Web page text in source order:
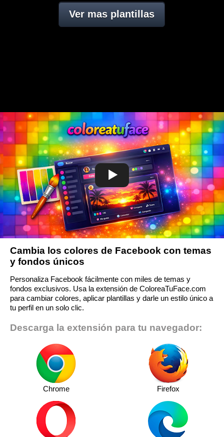
Ver mas plantillas
Cambia los colores de Facebook con temas
y fondos únicos
Personaliza Facebook fácilmente con miles de temas y
fondos exclusivos. Usa la extensión de ColoreaTuFace.com
para cambiar colores, aplicar plantillas y darle un estilo único a
tu perfil en un solo clic.
Descarga la extensión para tu navegador:
Chrome Firefox